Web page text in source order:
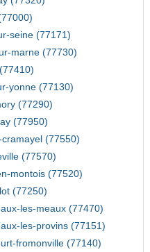
seine (77171)
marne (77730)
yonne (77130)
(77290)
(77950)
(77550)
(77570)
montois (77520)
(77250)
les-meaux (77470)
les-provins (77151)
fromonville (77140)